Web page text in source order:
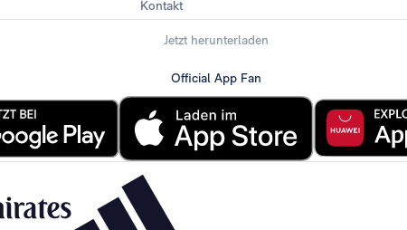
Kontakt
Jetzt herunterladen
Official App Fan